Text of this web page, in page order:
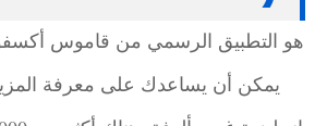
هو التطبيق الرسمي من قاموس
يمكن أن يساعدك على معرفة